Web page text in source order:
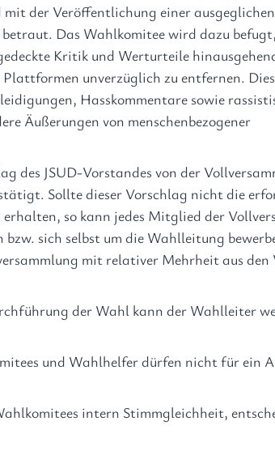
der Veröffentlichung einer
Das Wahlkomitee wird dazu
Kritik und Werturteile
unverzüglich zu entfernen.
Hasskommentare sowie
Äußerungen von menschenbezogener
des JSUD-Vorstandes von der
Sollte dieser Vorschlag nicht die
so kann jedes Mitglied der
sich selbst um die Wahlleitung
mit relativer Mehrheit aus den
der Wahl kann der Wahlleiter
und Wahlhelfer dürfen nicht für ein
intern Stimmgleichheit,